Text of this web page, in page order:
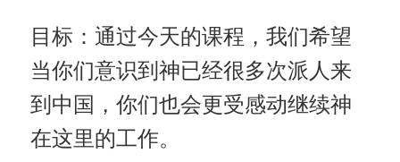
目标：通过今天的课程，我们希望
当你们意识到神已经很多次派人来
到中国，你们也会更受感动继续神
在这里的工作。